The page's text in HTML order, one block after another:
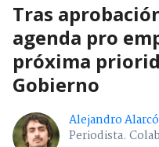
Tras
agenda pro
próxima
Gobierno
Alejandro
Periodista.